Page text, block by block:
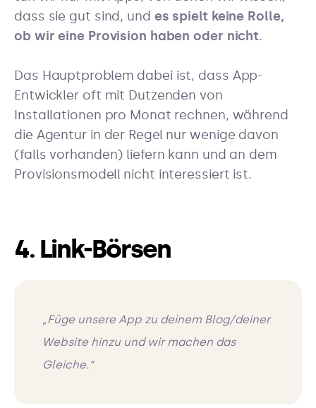
dass sie gut sind, und es spielt keine Rolle,
ob wir eine Provision haben oder nicht.
Das Hauptproblem dabei ist, dass App-
Entwickler oft mit Dutzenden von
Installationen pro Monat rechnen, während
die Agentur in der Regel nur wenige davon
(falls vorhanden) liefern kann und an dem
Provisionsmodell nicht interessiert ist.
4. Link-Börsen
„Füge unsere App zu deinem Blog/deiner
Website hinzu und wir machen das
Gleiche.“